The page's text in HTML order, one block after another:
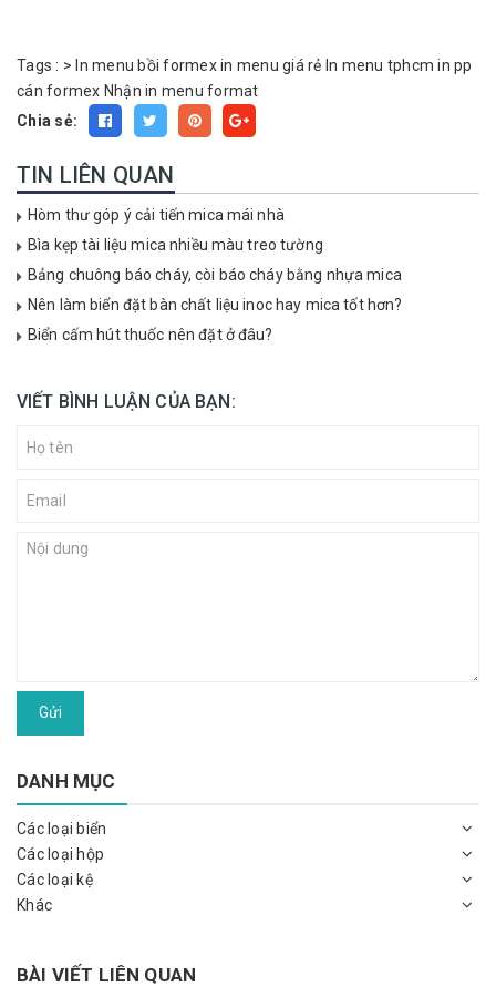
Tags : > In menu bồi formex in menu giá rẻ In menu tphcm in pp
cán formex Nhận in menu format
Chia sẻ:
TIN LIÊN QUAN
Hòm thư góp ý cải tiến mica mái nhà
Bìa kẹp tài liệu mica nhiều màu treo tường
Bảng chuông báo cháy, còi báo cháy bằng nhựa mica
Nên làm biển đặt bàn chất liệu inoc hay mica tốt hơn?
Biển cấm hút thuốc nên đặt ở đâu?
VIẾT BÌNH LUẬN CỦA BẠN:
Gửi
DANH MỤC
Các loại biển
Các loại hộp
Các loại kệ
Khác
BÀI VIẾT LIÊN QUAN